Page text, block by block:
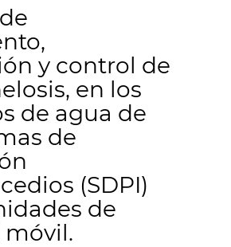
y control de
en los
de agua de
de
(SDPI)
de